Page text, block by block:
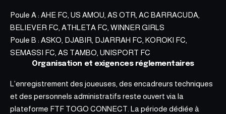
Poule A : AHE FC, US AMOU, AS OTR, AC BARRACUDA,
BELIEVER FC, ATHLETA FC, WINNER GIRLS
Poule B : ASKO, DJABIR, DJARRAH FC, KOROKI FC,
SEMASSI FC, AS TAMBO, UNISPORT FC
Organisation et exigences réglementaires
L’enregistrement des joueuses, des encadreurs techniques
et des personnels administratifs reste ouvert via la
plateforme FTF TOGO CONNECT. La période dédiée à